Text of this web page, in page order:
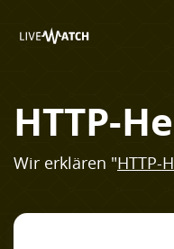
HTTP-
Wir erklären "HTTP-